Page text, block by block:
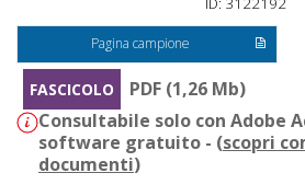
Pagina campione
FASCICOLO
PDF (1,26 Mb)
Consultabile solo con Adobe
software gratuito - (scopri
documenti)